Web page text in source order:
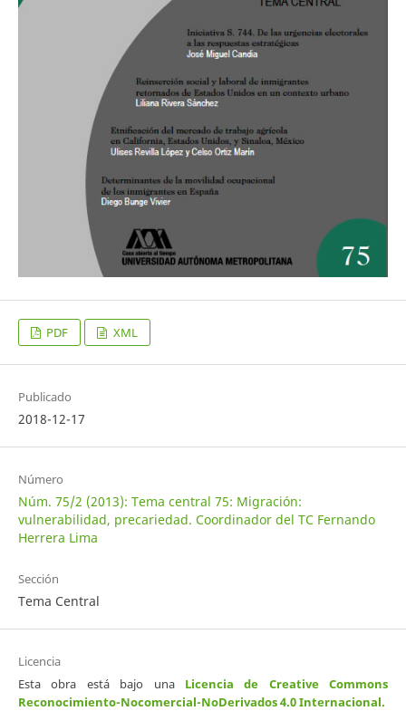
PDF XML
Publicado
2018-12-17
Número
Núm. 75/2 (2013): Tema central 75: Migración:
vulnerabilidad, precariedad. Coordinador del TC Fernando
Herrera Lima
Sección
Tema Central
Licencia
Esta obra está bajo una Licencia de Creative Commons
Reconocimiento-Nocomercial-NoDerivados 4.0 Internacional.